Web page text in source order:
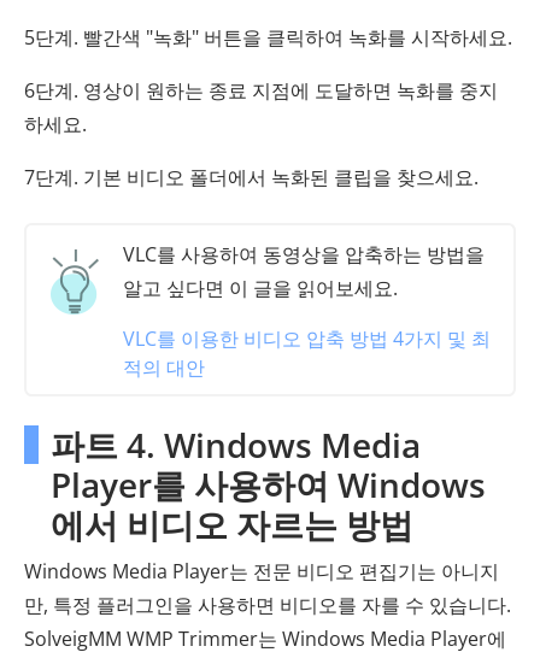
5단계. 빨간색 "녹화" 버튼을 클릭하여 녹화를 시작하세요.
6단계. 영상이 원하는 종료 지점에 도달하면 녹화를 중지
하세요.
7단계. 기본 비디오 폴더에서 녹화된 클립을 찾으세요.
VLC를 사용하여 동영상을 압축하는 방법을
알고 싶다면 이 글을 읽어보세요.
VLC를 이용한 비디오 압축 방법 4가지 및 최
적의 대안
파트 4. Windows Media
Player를 사용하여 Windows
에서 비디오 자르는 방법
Windows Media Player는 전문 비디오 편집기는 아니지
만, 특정 플러그인을 사용하면 비디오를 자를 수 있습니다.
SolveigMM WMP Trimmer는 Windows Media Player에